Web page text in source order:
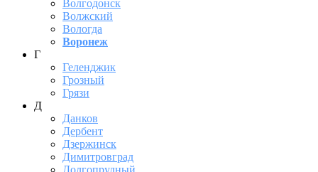
Волгодонск
Волжский
Вологда
Воронеж
Г
Геленджик
Грозный
Грязи
Д
Данков
Дербент
Дзержинск
Димитровград
Долгопрудный